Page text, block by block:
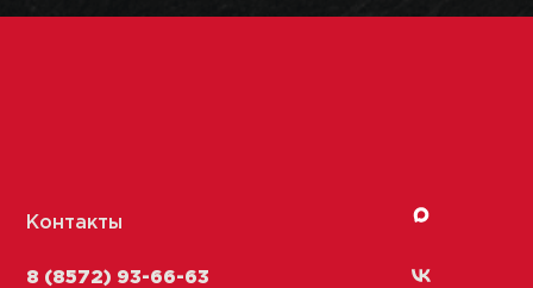
Контакты
8 (8572) 93-66-63